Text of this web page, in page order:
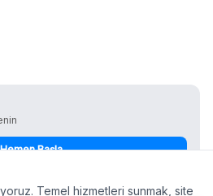
Hemen Başla
Temel hizmetleri sunmak, site